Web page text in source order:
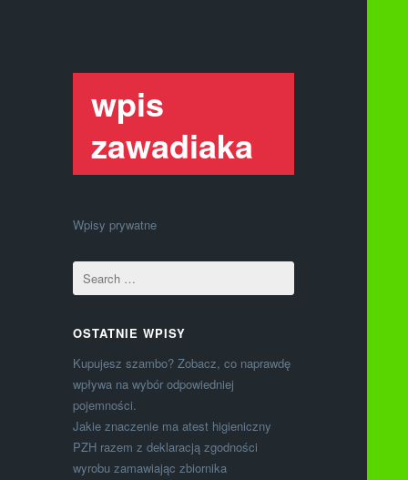
wpis
zawadiaka
Wpisy prywatne
OSTATNIE WPISY
Kupujesz szambo? Zobacz, co naprawdę
wpływa na wybór odpowiedniej
pojemności.
Jakie znaczenie ma atest higieniczny
PZH razem z deklaracją zgodności
wyrobu zamawiając zbiornika